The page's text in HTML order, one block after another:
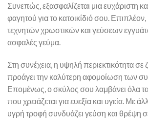
Συνεπώς, εξασφαλίζεται μια ευχάριστη
φαγητού για το κατοικίδιό σου.
τεχνητών χρωστικών και γεύσεων
ασφαλές γεύμα.
Στη συνέχεια, η υψηλή περιεκτικότητα σε
προάγει την καλύτερη αφομοίωση των
Επομένως, ο σκύλος σου λαμβάνει όλα τα
που χρειάζεται για ευεξία και υγεία. Με
υγρή τροφή συνδυάζει γεύση και θρέψη